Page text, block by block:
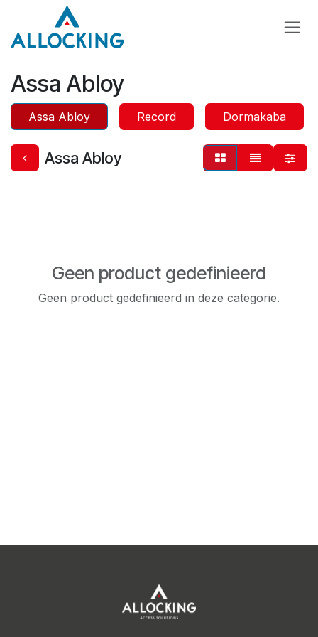
Overslaan naar inhoud
Assa Abloy
Assa Abloy Record Dormakaba
Assa Abloy
Geen product gedefinieerd
Geen product gedefinieerd in deze categorie.